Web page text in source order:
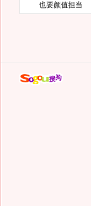
也要颜值担当